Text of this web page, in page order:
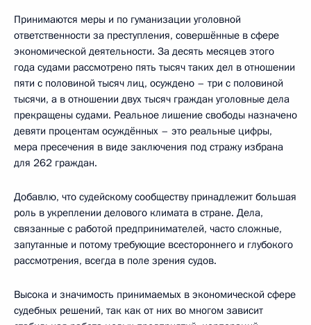
Принимаются меры и по гуманизации уголовной
ответственности за преступления, совершённые в сфере
экономической деятельности. За десять месяцев этого
года судами рассмотрено пять тысяч таких дел в отношении
пяти с половиной тысяч лиц, осуждено – три с половиной
тысячи, а в отношении двух тысяч граждан уголовные дела
прекращены судами. Реальное лишение свободы назначено
девяти процентам осуждённых – это реальные цифры,
мера пресечения в виде заключения под стражу избрана
для 262 граждан.
Добавлю, что судейскому сообществу принадлежит большая
роль в укреплении делового климата в стране. Дела,
связанные с работой предпринимателей, часто сложные,
запутанные и потому требующие всестороннего и глубокого
рассмотрения, всегда в поле зрения судов.
Высока и значимость принимаемых в экономической сфере
судебных решений, так как от них во многом зависит